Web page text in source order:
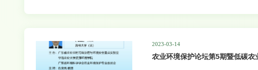
2023-03-14
农业环境保护论坛第5期暨低碳农